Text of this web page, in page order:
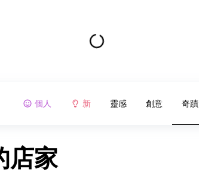
個人 新 靈感 創意 奇蹟
店家